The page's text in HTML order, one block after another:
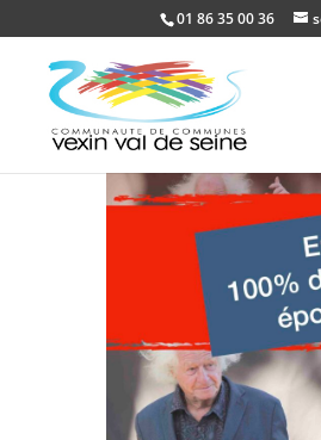
01 86 35 00 36